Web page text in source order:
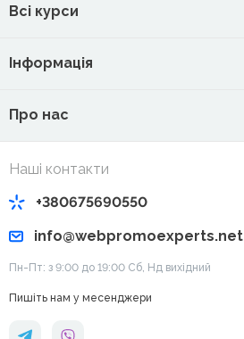
Всі курси
Інформація
Про нас
Наші контакти
+380675690550
info@webpromoexperts.net
Пн-Пт: з 9:00 до 19:00 Cб, Нд вихідний
Пишіть нам у месенджери